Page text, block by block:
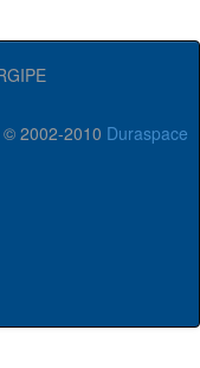
2002-2010 Duraspace